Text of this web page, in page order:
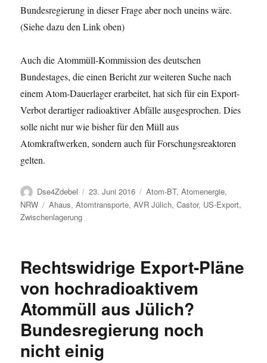
Bundesregierung in dieser Frage aber noch uneins wäre.
(Siehe dazu den Link oben)
Auch die Atommüll-Kommission des deutschen
Bundestages, die einen Bericht zur weiteren Suche nach
einem Atom-Dauerlager erarbeitet, hat sich für ein Export-
Verbot derartiger radioaktiver Abfälle ausgesprochen. Dies
solle nicht nur wie bisher für den Müll aus
Atomkraftwerken, sondern auch für Forschungsreaktoren
gelten.
Autor
Dse4Zdebel
Veröffentlicht
am
23. Juni 2016 Kategorien
Atom-BT,Atomenergie,
NRW
Schlagwörter
Ahaus,Atomtransporte,AVR Jülich,Castor, US-Export,
Zwischenlagerung
Rechtswidrige Export-Pläne
von hochradioaktivem
Atommüll aus Jülich?
Bundesregierung noch
nicht einig